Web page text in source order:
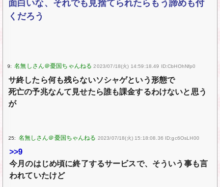
面白いな、それでも見捨てられたらもう諦めも付
くだろう
9: 2023/07/18(火) 14:59:18.49 ID:CbHOhNfp0
サ終したら何も残らないソシャゲという形態で
死亡の予兆なんて見せたら誰も課金するわけないと思う
が
25: 2023/07/18(火) 15:18:08.36 ID:gc6OsLH00
>>9
今月のはじめ頃に終了するサービスで、そういう事も言
われていたけど